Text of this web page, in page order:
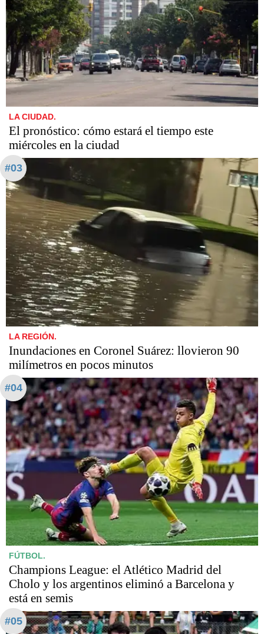
LA CIUDAD.
El pronóstico: cómo estará el tiempo este
miércoles en la ciudad
#03
LA REGIÓN.
Inundaciones en Coronel Suárez: llovieron 90
milímetros en pocos minutos
#04
FÚTBOL.
Champions League: el Atlético Madrid del
Cholo y los argentinos eliminó a Barcelona y
está en semis
#05